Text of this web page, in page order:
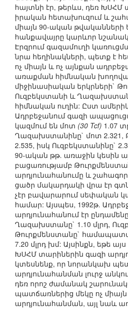
հայտնի էր, թերևս, դեռ ԽՍՀՄ
իրական հետախուզում և
միայն 90-ական թվականների
հանքավայրը կարևոր
Էրզրում գազամուղի
նրա հեղինակների, պետք է
ոչ միայն և ոչ այնքան
առաքման հիմնական
միջինասիական երկրների`
Ուզբեկստանի և
հիմնական ուղին: Ըստ
Ադրբեջանում գազի
կազմում են մոտ (30 Tcf) 1.07
Ղազախստանինը` մոտ 2.321,
2.535, իսկ Ուզբեկստանինը`
90-ական թթ. առաջին կեսին
բացառությամբ
արդյունահանումը և
ցածր մակարդակի վրա էր
չէր բավարարում սեփական
համար: Այսպես, 1992թ.
արդյունահանում էր
Ղազախստանը` 1.10 մլրդ,
Թուրքմենստանը`
7.20 մլրդ խմ: Այսինքն, եթե
ԽՍՀՄ տարիներին գազի
կտեսնենք, որ նորանկախ
արդյունահանման լուրջ
դեռ որոշ ժամանակ
պատճառներից մեկը ոչ
արդյունահանման, այլ նաև